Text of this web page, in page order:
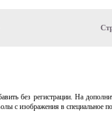
без регистрации. На
с изображения в специальное